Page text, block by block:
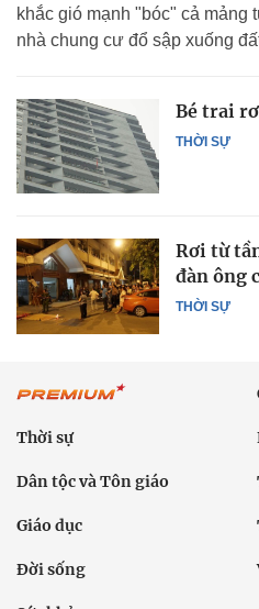
khắc gió mạnh "bóc" cả mảng
nhà chung cư đổ sập xuống
THỜI SỰ
Bé trai
THỜI SỰ
Rơi từ
đàn ông
Thời sự
Dân tộc và Tôn giáo
Giáo dục
Đời sống